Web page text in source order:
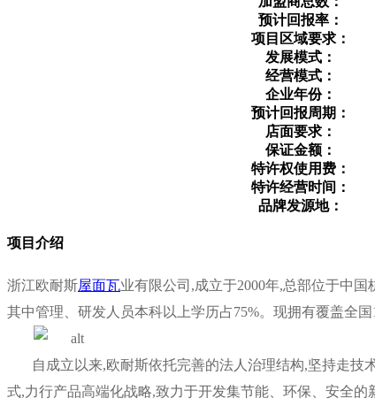
预计回报率：
项目区域要求：
发展模式：
经营模式：
企业年份：
预计回报周期：
店面要求：
保证金额：
特许权使用费：
特许经营时间：
品牌发源地：
项目介绍
浙江欧耐斯屋面瓦业有限公司,成立于2000年,总部位于中
其中管理、研发人员本科以上学历占75%。现拥有覆盖全国
自成立以来,欧耐斯依托完善的法人治理结构,坚持走技
式,力行产品高端化战略,致力于开发集节能、环保、安全